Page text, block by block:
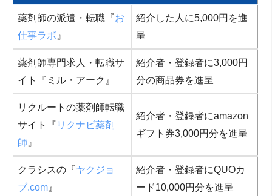
薬剤師の派遣・転職『お
仕事ラボ 』
紹介した人に5,000円を進
呈
薬剤師専門求人・転職サ
イト『ミル・アーク』
紹介者・登録者に3,000円
分の商品券を進呈
リクルートの薬剤師転職
サイト『 リクナビ薬剤
師 』
紹介者・登録者にamazon
ギフト券3,000円分を進呈
クラシスの『ヤクジョ
ブ.com 』
紹介者・登録者にQUOカ
ード10,000円分を進呈